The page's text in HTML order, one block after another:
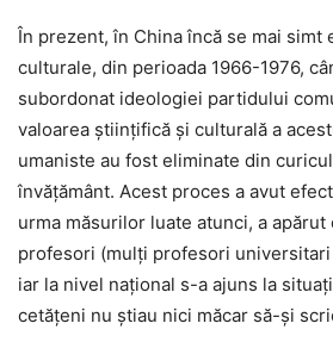
În prezent, în China încă se mai
culturale, din perioada 1966-1976,
subordonat ideologiei partidului
valoarea științifică și culturală a
umaniste au fost eliminate din
învățământ. Acest proces a avut
urma măsurilor luate atunci, a apărut
profesori (mulți profesori
iar la nivel național s-a ajuns la
cetățeni nu știau nici măcar să-și